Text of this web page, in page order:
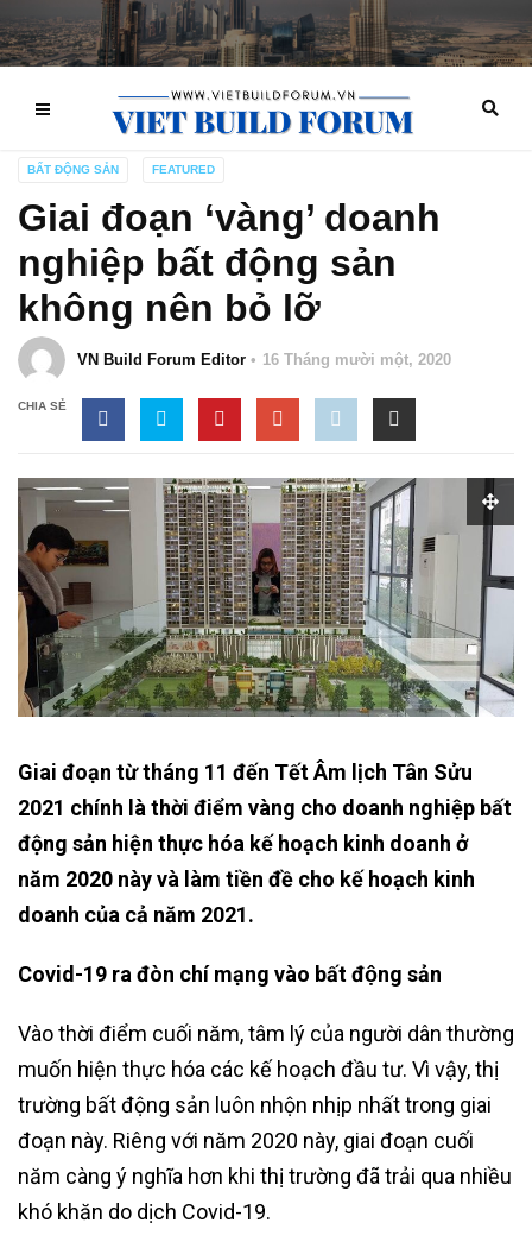
BẤT ĐỘNG SẢN FEATURED
Giai đoạn ‘vàng’ doanh
nghiệp bất động sản
không nên bỏ lỡ
VN Build Forum Editor 16 Tháng mười một, 2020
CHIA SẺ
Giai đoạn từ tháng 11 đến Tết Âm lịch Tân Sửu
2021 chính là thời điểm vàng cho doanh nghiệp bất
động sản hiện thực hóa kế hoạch kinh doanh ở
năm 2020 này và làm tiền đề cho kế hoạch kinh
doanh của cả năm 2021.
Covid-19 ra đòn chí mạng vào bất động sản
Vào thời điểm cuối năm, tâm lý của người dân thường
muốn hiện thực hóa các kế hoạch đầu tư. Vì vậy, thị
trường bất động sản luôn nhộn nhịp nhất trong giai
đoạn này. Riêng với năm 2020 này, giai đoạn cuối
năm càng ý nghĩa hơn khi thị trường đã trải qua nhiều
khó khăn do dịch Covid-19.